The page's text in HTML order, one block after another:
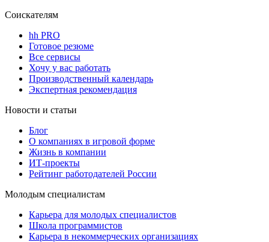
Соискателям
hh PRO
Готовое резюме
Все сервисы
Хочу у вас работать
Производственный календарь
Экспертная рекомендация
Новости и статьи
Блог
О компаниях в игровой форме
Жизнь в компании
ИТ-проекты
Рейтинг работодателей России
Молодым специалистам
Карьера для молодых специалистов
Школа программистов
Карьера в некоммерческих организациях